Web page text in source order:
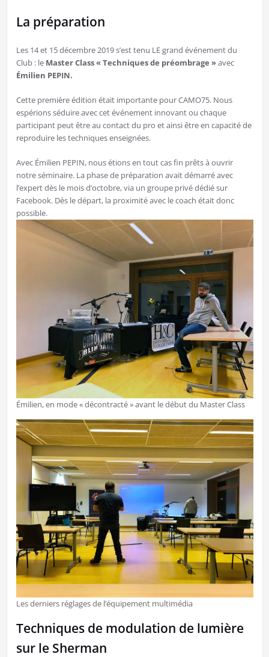
La préparation
Les 14 et 15 décembre 2019 s’est tenu LE grand événement du
Club : le Master Class « Techniques de préombrage »avec
Émilien PEPIN.
Cette première édition était importante pour CAMO75. Nous
espérions séduire avec cet événement innovant ou chaque
participant peut être au contact du pro et ainsi être en capacité de
reproduire les techniques enseignées.
Avec Émilien PEPIN, nous étions en tout cas fin prêts à ouvrir
notre séminaire. La phase de préparation avait démarré avec
l’expert dès le mois d’octobre, via un groupe privé dédié sur
Facebook. Dès le départ, la proximité avec le coach était donc
possible.
Émilien, en mode « décontracté » avant le début du Master Class
Les derniers réglages de l’équipement multimédia
Techniques de modulation de lumière
sur le Sherman